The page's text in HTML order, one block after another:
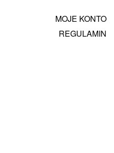
MOJE KONTO
REGULAMIN